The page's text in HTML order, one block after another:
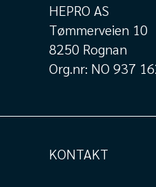
HEPRO AS
Tømmerveien 10
8250 Rognan
Org.nr: NO 937
KONTAKT